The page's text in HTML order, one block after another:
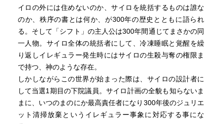
■第1のシフト――遺産
■第2のシフト――秩序
■第3のシフト――協定
■解説 北上次郎
2049年、下院議員「ドナルド」は地下壕サイロを設計し
た… 完成を祝う党大会の最中、上空で核爆弾が炸裂、
人々は地下壕へ逃げ込んだ、、、
2110年、誰もが「以前」の記憶を消された世界で一人の男
イロの外には住めないのか、サイロを統括するものは誰な
のか、秩序の書とは何か、が300年の歴史とともに語られ
る。そして「シフト」の主人公は300年間通じてまさかの同
一人物。サイロ全体の統括者にして、冷凍睡眠と覚醒を繰
り返しイレギュラー発生時にはサイロの生殺与奪の権限ま
で持つ、神のような存在。
しかしながらこの世界が始まった際は、サイロの設計者に
して当選1期目の下院議員。サイロ計画の全貌も知らないま
まに、いつのまのにか最高責任者になり300年後のジュリエ
ット清掃放棄というイレギュラー事象に対応する事にな